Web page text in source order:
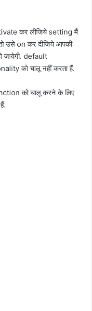
कर लीजिये setting मैं
उसे on कर दीजिये आपकी
default
को चालू नहीं करता हैं.
को चालू करने के लिए